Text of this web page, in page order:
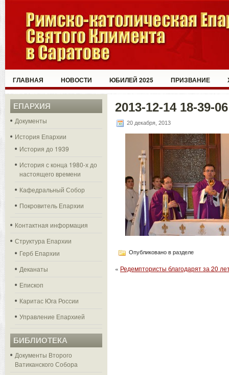
ГЛАВНАЯ НОВОСТИ ЮБИЛЕЙ 2025 ПРИЗВАНИЕ
ЕПАРХИЯ
Документы
История Епархии
История до 1939
История с конца 1980-х до
настоящего времени
Кафедральный Собор
Покровитель Епархии
Контактная информация
Структура Епархии
Герб Епархии
Деканаты
Епископ
Каритас Юга России
Управление Епархией
БИБЛИОТЕКА
Документы Второго
Ватиканского Собора
2013-12-14 18-39-06
20 декабря, 2013
Опубликовано в разделе
« Редемптористы благодарят за 20